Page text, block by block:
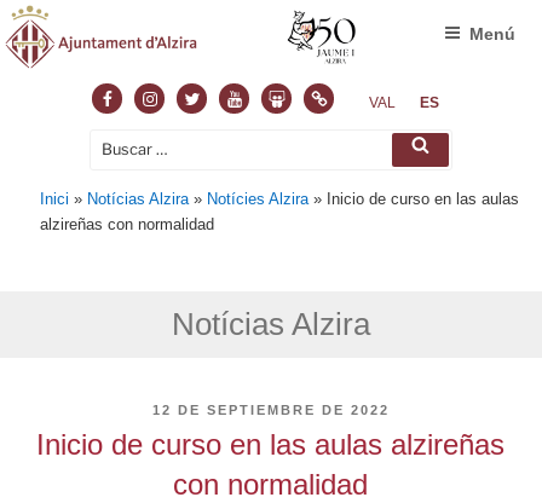
FacebookInstagram
TwitterYoutubeSlideshare
NormasVAL ES
Buscar
Buscar
Menú
Inici » Notícias Alzira » Notícies Alzira » Inicio de curso en las aulas
alzireñas con normalidad
Notícias Alzira
PUBLICADO
12 DE SEPTIEMBRE DE 2022
Inicio de curso en las aulas alzireñas
con normalidad